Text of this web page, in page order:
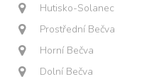
Hutisko-Solanec
Prostřední Bečva
Horní Bečva
Dolní Bečva